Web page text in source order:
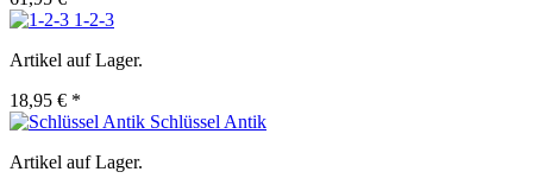
1-2-3
Artikel auf Lager.
18,95 € *
Schlüssel Antik
Artikel auf Lager.